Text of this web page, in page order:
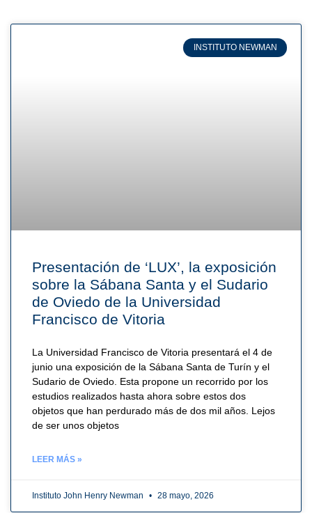
INSTITUTO NEWMAN
Presentación de ‘LUX’, la exposición
sobre la Sábana Santa y el Sudario
de Oviedo de la Universidad
Francisco de Vitoria
La Universidad Francisco de Vitoria presentará el 4 de
junio una exposición de la Sábana Santa de Turín y el
Sudario de Oviedo. Esta propone un recorrido por los
estudios realizados hasta ahora sobre estos dos
objetos que han perdurado más de dos mil años. Lejos
de ser unos objetos
LEER MÁS »
Instituto John Henry Newman 28 mayo, 2026